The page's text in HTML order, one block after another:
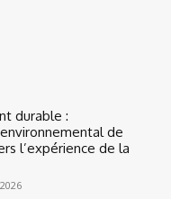
durable :
de
l’expérience de la